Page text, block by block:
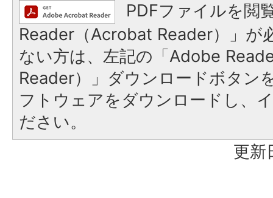
PDFファイルを閲
Reader（Acrobat Reader）」が
ない方は、左記の「Adobe
Reader）」ダウンロードボタン
フトウェアをダウンロードし、
ださい。
更新